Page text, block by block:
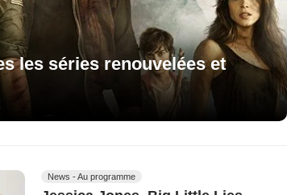
les séries renouvelées et
News - Au programme